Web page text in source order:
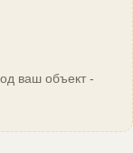
ваш объект -